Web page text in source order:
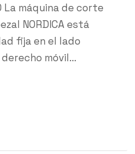
La máquina de corte
NORDICA está
fija en el lado
móvil...